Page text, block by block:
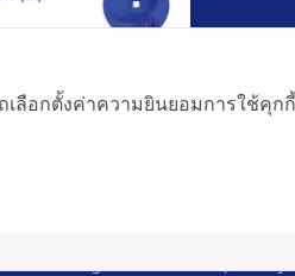
– All Rights Reserved. |Policy
ลือกตั้งค่าความยินยอมการใช้คุก